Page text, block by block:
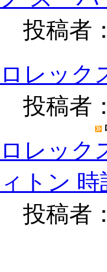
投稿者：
ロレック
投稿者：
ロレック
ィトン
投稿者：